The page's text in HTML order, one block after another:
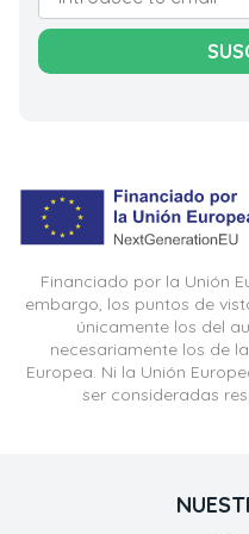
Financiado por la Unión
embargo, los puntos de
únicamente los del
necesariamente los de
Europea. Ni la Unión
ser consideradas